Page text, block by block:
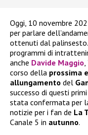
Oggi, 10 novembre
per parlare
ottenuti dal
programmi di
anche Davide Maggio,
corso della prossima
allungamento del
successo di questi primi
stata confermata per
notizie per i fan de La
Canale 5 in autunno.